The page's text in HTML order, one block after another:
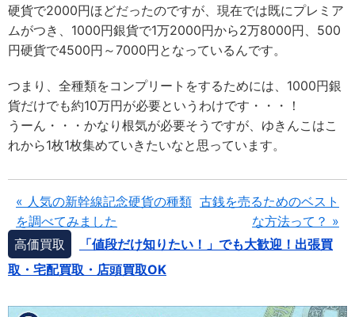
硬貨で2000円ほどだったのですが、現在では既にプレミア
ムがつき、1000円銀貨で1万2000円から2万8000円、500
円硬貨で4500円～7000円となっているんです。
つまり、全種類をコンプリートをするためには、1000円銀
貨だけでも約10万円が必要というわけです・・・！
うーん・・・かなり根気が必要そうですが、ゆきんこはこ
れから1枚1枚集めていきたいなと思っています。
« 人気の新幹線記念硬貨の種類
を調べてみました
古銭を売るためのベスト
な方法って？ »
高価買取
「値段だけ知りたい！」でも大歓迎！出張買
取・宅配買取・店頭買取OK